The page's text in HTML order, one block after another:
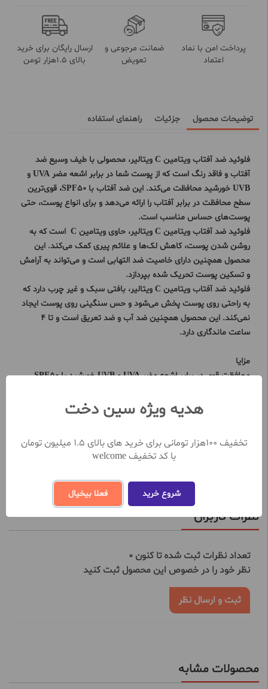
پرداخت امن با نماد
اعتماد
ضمانت مرجوعی و
تعویض
ارسال رایگان برای خرید
بالای 1.5هزار تومن
توضیحات محصول جزئیات راهنمای استفاده
فلوئید ضد آفتاب ویتامین C ویتالیر، محصولی با طیف وسیع ضد
آفتاب و فاقد رنگ است که از پوست شما در برابر اشعه مضر UVA و
UVB خورشید محافظت می‌کند. این ضد آفتاب با SPF50، قوی‌ترین
سطح محافظت در برابر آفتاب را ارائه می‌دهد و برای انواع پوست، حتی
پوست‌های حساس مناسب است.
فلوئید ضد آفتاب ویتامین C ویتالیر، حاوی ویتامین C است که به
روشن شدن پوست، کاهش لک‌ها و علائم پیری کمک می‌کند. این
محصول همچنین دارای خاصیت ضد التهابی است و می‌تواند به آرامش
و تسکین پوست تحریک شده بپردازد.
فلوئید ضد آفتاب ویتامین C ویتالیر، بافتی سبک و غیر چرب دارد که
به راحتی روی پوست پخش می‌شود و حس سنگینی روی پوست ایجاد
نمی‌کند. این محصول همچنین ضد آب و ضد تعریق است و تا 4
ساعت ماندگاری دارد.
مزایا
محافظت قوی در برابر اشعه مضر UVA و UVB خورشید با SPF50
ضد التهاب و تسکین دهنده پوست
بافت سبک و غیر چرب
مناسب انواع پوست، حتی پوست‌های حساس
مشاهده بیشتر
نظرات کاربران
تعداد نظرات ثبت شده تا کنون 0
نظر خود را در خصوص این محصول ثبت کنید
ثبت و ارسال نظر
محصولات مشابه
هدیه ویژه سین دخت
تخفیف 100هزار تومانی برای خرید های بالای 1.5 میلیون تومان
با کد تخفیف welcome
شروع خرید فعلا بیخیال